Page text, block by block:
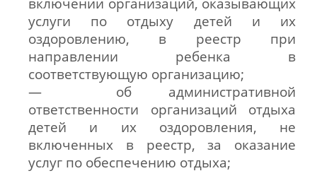
услуги по отдыху детей и их
оздоровлению, в реестр при
направлении ребенка в
соответствующую организацию;
— об административной
ответственности организаций отдыха
детей и их оздоровления, не
включенных в реестр, за оказание
услуг по обеспечению отдыха;